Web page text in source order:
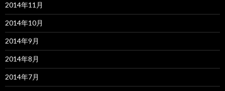
2014年11月
2014年10月
2014年9月
2014年8月
2014年7月